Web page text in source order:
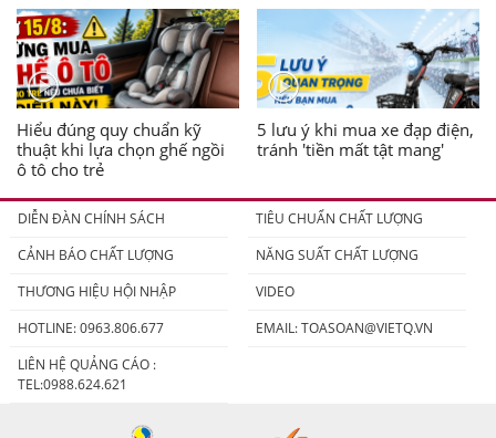
Hiểu đúng quy chuẩn kỹ
thuật khi lựa chọn ghế ngồi
ô tô cho trẻ
5 lưu ý khi mua xe đạp điện,
tránh 'tiền mất tật mang'
DIỄN ĐÀN CHÍNH SÁCH
TIÊU CHUẨN CHẤT LƯỢNG
CẢNH BÁO CHẤT LƯỢNG
NĂNG SUẤT CHẤT LƯỢNG
THƯƠNG HIỆU HỘI NHẬP
VIDEO
HOTLINE: 0963.806.677
EMAIL:TOASOAN@VIETQ.VN
LIÊN HỆ QUẢNG CÁO :
TEL:0988.624.621